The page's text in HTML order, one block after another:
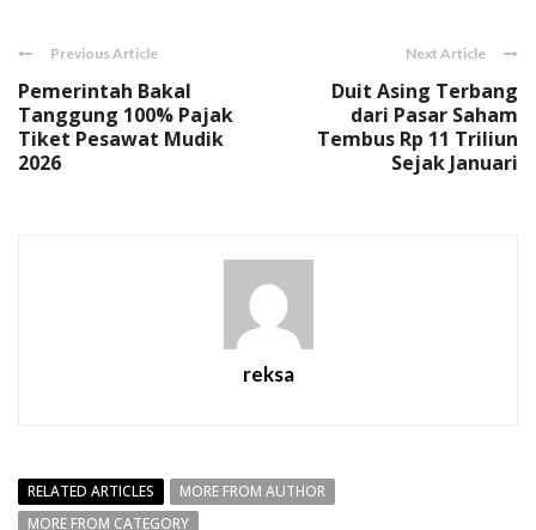
Previous Article
Pemerintah Bakal
Tanggung 100% Pajak
Tiket Pesawat Mudik
2026
Next Article
Duit Asing Terbang
dari Pasar Saham
Tembus Rp 11 Triliun
Sejak Januari
reksa
RELATED ARTICLES
MORE FROM AUTHOR
MORE FROM CATEGORY